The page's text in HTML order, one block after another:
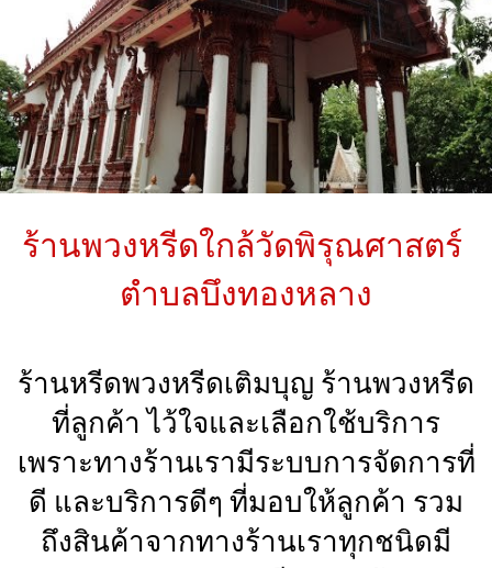
ร้านพวงหรีดใกล้วัดพิรุณศาสตร์
ตำบลบึงทองหลาง
ร้านหรีดพวงหรีดเติมบุญ ร้านพวงหรีด
ที่ลูกค้า ไว้ใจและเลือกใช้บริการ
เพราะทางร้านเรามีระบบการจัดการที่
ดี และบริการดีๆ ที่มอบให้ลูกค้า รวม
ถึงสินค้าจากทางร้านเราทุกชนิดมี